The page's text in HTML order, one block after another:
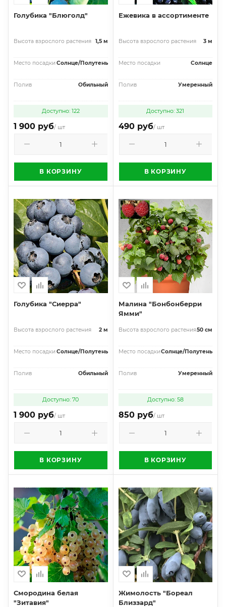
Голубика "Блюголд"
Высота взрослого растения 1,5 м
Место посадки Солнце/Полутень
Полив Обильный
Доступно: 122
1 900 руб/ шт
В КОРЗИНУ
Ежевика в ассортименте
Высота взрослого растения 3 м
Место посадки Солнце
Полив Умеренный
Доступно: 321
490 руб/ шт
В КОРЗИНУ
Голубика "Сиерра"
Высота взрослого растения 2 м
Место посадки Солнце/Полутень
Полив Обильный
Доступно: 70
1 900 руб/ шт
В КОРЗИНУ
Малина "Бонбонберри
Ямми"
Высота взрослого растения50 см
Место посадкиСолнце/Полутень
Полив Умеренный
Доступно: 58
850 руб/ шт
В КОРЗИНУ
Смородина белая
"Зитавия"
Жимолость "Бореал
Близзард"